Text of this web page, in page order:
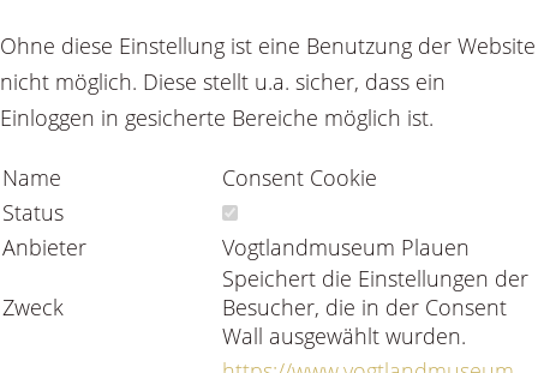
Ohne diese Einstellung ist eine Benutzung der Website
nicht möglich. Diese stellt u.a. sicher, dass ein
Einloggen in gesicherte Bereiche möglich ist.
Name
Consent Cookie
Status
Anbieter
Vogtlandmuseum Plauen
Zweck
Speichert die Einstellungen der
Besucher, die in der Consent
Wall ausgewählt wurden.